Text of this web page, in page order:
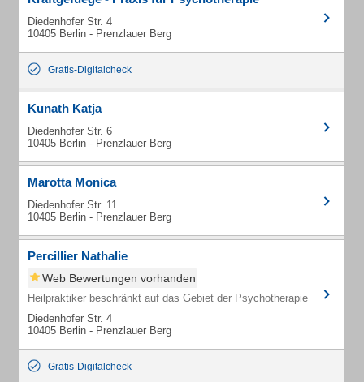
Diedenhofer Str. 4
10405 Berlin - Prenzlauer Berg
Gratis-Digitalcheck
Kunath Katja
Diedenhofer Str. 6
10405 Berlin - Prenzlauer Berg
Marotta Monica
Diedenhofer Str. 11
10405 Berlin - Prenzlauer Berg
Percillier Nathalie
Web Bewertungen vorhanden
Heilpraktiker beschränkt auf das Gebiet der Psychotherapie
Diedenhofer Str. 4
10405 Berlin - Prenzlauer Berg
Gratis-Digitalcheck